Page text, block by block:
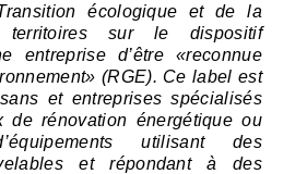
écologique et de la
territoires sur le dispositif
entreprise d’être «reconnue
(RGE). Ce label est
et entreprises spécialisés
de rénovation énergétique ou
utilisant des
et répondant à des